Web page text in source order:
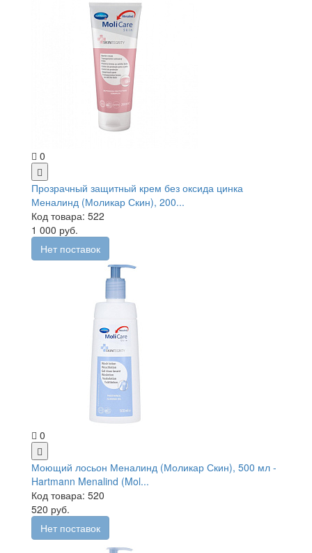
0
Прозрачный защитный крем без оксида цинка
Меналинд (Моликар Скин), 200...
Код товара: 522
1 000 руб.
Нет поставок
0
Моющий лосьон Меналинд (Моликар Скин), 500 мл -
Hartmann Menalind (Mol...
Код товара: 520
520 руб.
Нет поставок